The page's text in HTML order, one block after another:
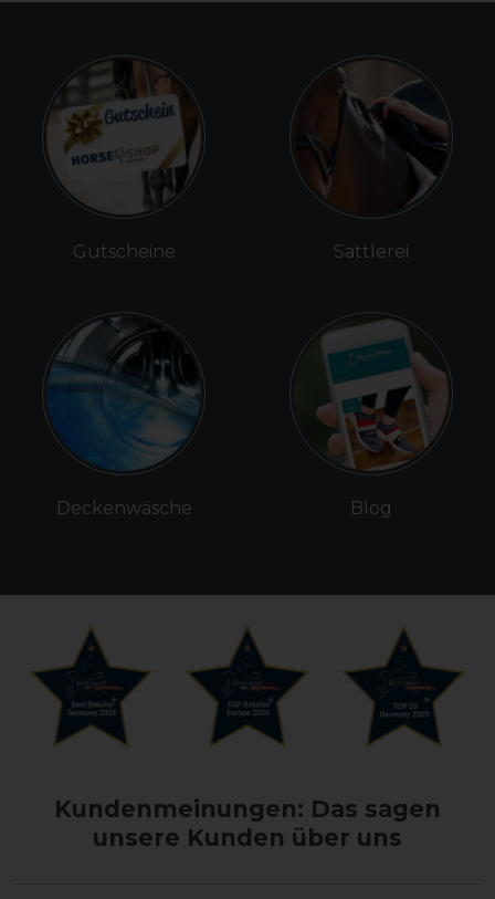
Gutscheine
Deckenwäsche
Sattlerei
Blog
Kundenmeinungen: Das sagen
unsere Kunden über uns